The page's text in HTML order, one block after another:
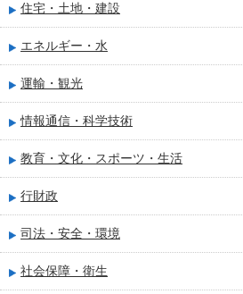
住宅・土地・建設
エネルギー・水
運輸・観光
情報通信・科学技術
教育・文化・スポーツ・生活
行財政
司法・安全・環境
社会保障・衛生